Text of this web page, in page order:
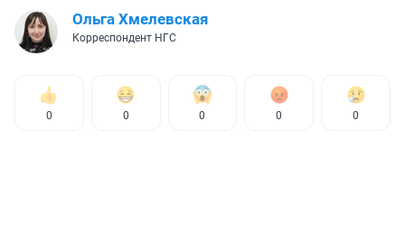
Ольга Хмелевская
Корреспондент НГС
0 0 0 0 0